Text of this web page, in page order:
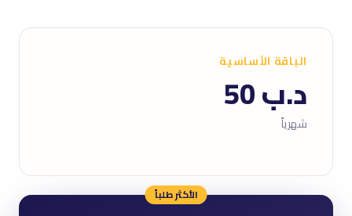
الباقة الأساسية
د.ب 50
شهرياً
الأكثر طلباً